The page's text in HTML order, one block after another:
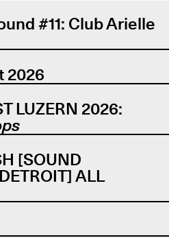
#11: Club Arielle
2026
LUZERN 2026:
[SOUND
ALL